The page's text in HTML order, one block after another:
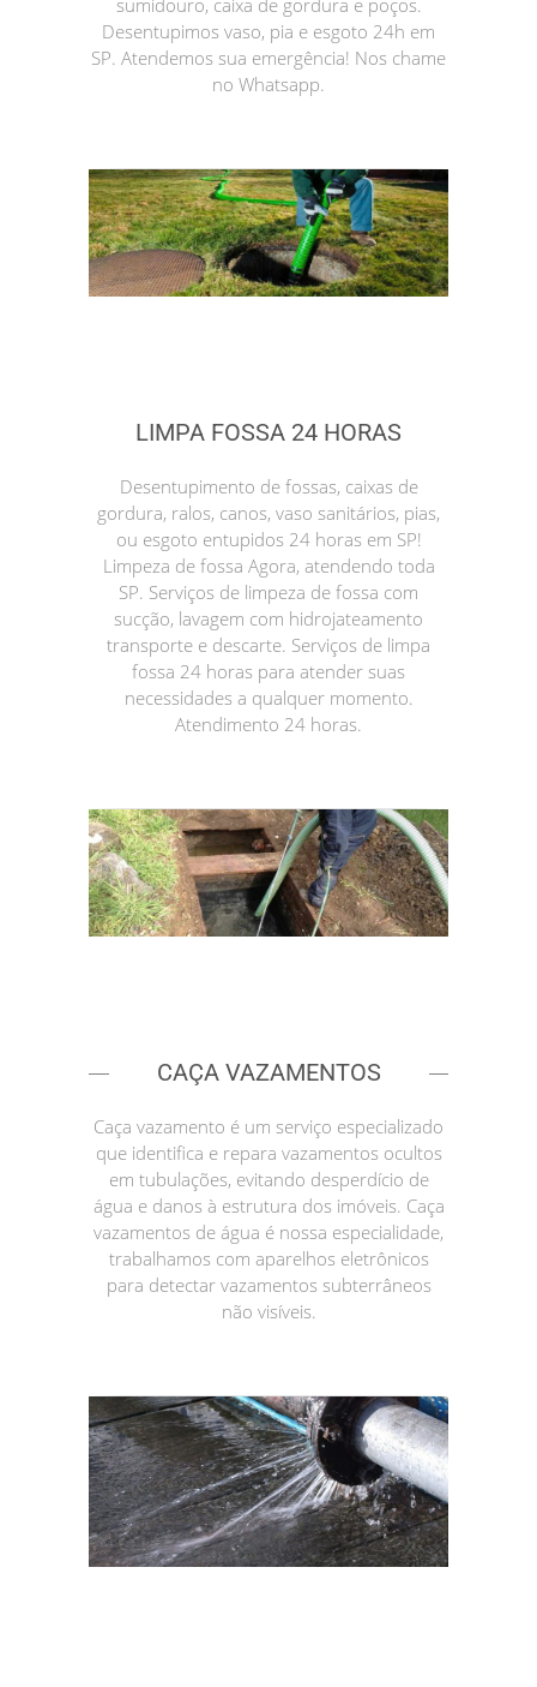
sumidouro, caixa de gordura e poços.
Desentupimos vaso, pia e esgoto 24h em
SP. Atendemos sua emergência! Nos chame
no Whatsapp.
LIMPA FOSSA 24 HORAS
Desentupimento de fossas, caixas de
gordura, ralos, canos, vaso sanitários, pias,
ou esgoto entupidos 24 horas em SP!
Limpeza de fossa Agora, atendendo toda
SP. Serviços de limpeza de fossa com
sucção, lavagem com hidrojateamento
transporte e descarte. Serviços de limpa
fossa 24 horas para atender suas
necessidades a qualquer momento.
Atendimento 24 horas.
CAÇA VAZAMENTOS
Caça vazamento é um serviço especializado
que identifica e repara vazamentos ocultos
em tubulações, evitando desperdício de
água e danos à estrutura dos imóveis. Caça
vazamentos de água é nossa especialidade,
trabalhamos com aparelhos eletrônicos
para detectar vazamentos subterrâneos
não visíveis.